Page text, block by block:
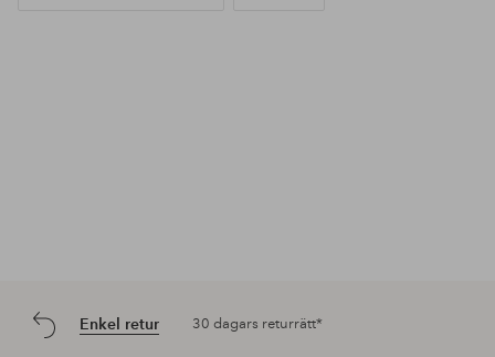
Enkel retur 30 dagars returrätt*